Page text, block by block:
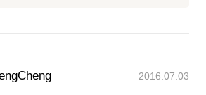
2016.07.03